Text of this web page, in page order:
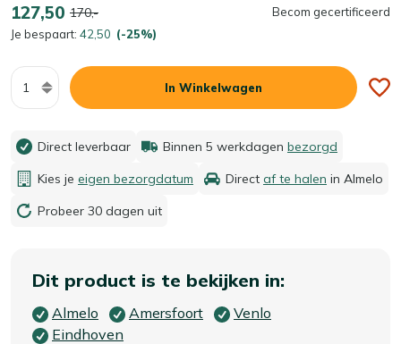
127,50 170,-
Je bespaart: 42,50 (-25%)
Becom gecertificeerd
Aantal
In Winkelwagen
Direct leverbaar Binnen 5 werkdagen bezorgd
Kies je eigen bezorgdatum Direct af te halen in Almelo
Probeer 30 dagen uit
Dit product is te bekijken in:
Almelo Amersfoort
Venlo
Eindhoven